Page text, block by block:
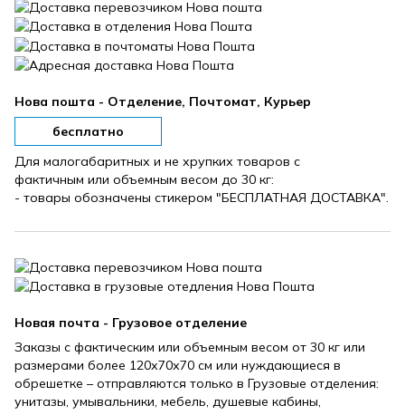
Нова пошта - Отделение, Почтомат, Курьер
бесплатно
Для малогабаритных и не хрупких товаров с
фактичным или объемным весом до 30 кг:
- товары обозначены стикером "БЕСПЛАТНАЯ ДОСТАВКА".
Новая почта - Грузовое отделение
Заказы с фактическим или объемным весом от 30 кг или
размерами более 120х70х70 см или нуждающиеся в
обрешетке – отправляются только в Грузовые отделения:
унитазы, умывальники, мебель, душевые кабины,